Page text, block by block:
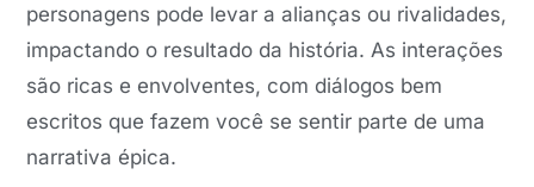
personagens pode levar a alianças ou rivalidades,
impactando o resultado da história. As interações
são ricas e envolventes, com diálogos bem
escritos que fazem você se sentir parte de uma
narrativa épica.